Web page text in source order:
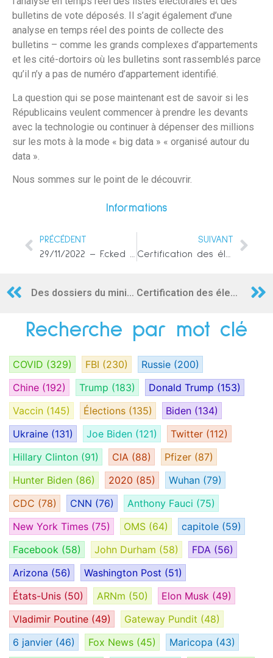
bulletins de vote déposés. Il s’agit également d’une
analyse en temps réel des points de collecte des
bulletins – comme les grands complexes d’appartements
et les cité-dortoirs où les bulletins sont rassemblés parce
qu’il n’y a pas de numéro d’appartement identifié.
La question qui se pose maintenant est de savoir si les
Républicains veulent commencer à prendre les devants
avec la technologie ou continuer à dépenser des millions
sur les mots à la mode « big data » « organisé autour du
data ».
Nous sommes sur le point de le découvrir.
Informations
PRÉCÉDENT
SUIVANT
Des dossiers du ministère de la Défense révèlent que les États-Unis ont financé des activités de laboratoire pour l’Anthrax en Ukraine Certification des élections ? Ramenez des élections dignes de confiance
Recherche par mot clé
COVID (329) FBI (230) Russie (200)
Chine (192) Trump (183) Donald Trump (153)
Vaccin (145) Élections (135) Biden (134)
Ukraine (131) Joe Biden (121) Twitter (112)
Hillary Clinton (91) CIA (88) Pfizer (87)
Hunter Biden (86) 2020 (85) Wuhan (79)
CDC (78) CNN (76) Anthony Fauci (75)
New York Times (75) OMS (64) capitole (59)
Facebook (58) John Durham (58) FDA (56)
Arizona (56) Washington Post (51)
États-Unis (50) ARNm (50) Elon Musk (49)
Vladimir Poutine (49) Gateway Pundit (48)
6 janvier (46) Fox News (45) Maricopa (43)